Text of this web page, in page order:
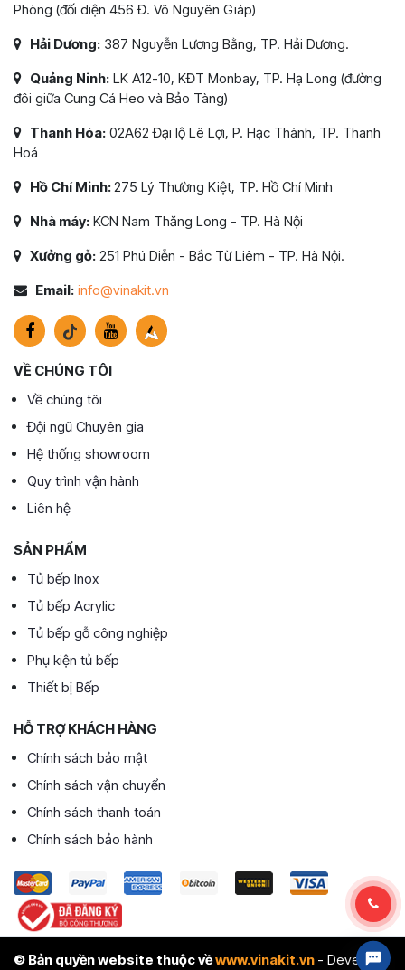
Phòng (đối diện 456 Đ. Võ Nguyên Giáp)
Hải Dương: 387 Nguyễn Lương Bằng, TP. Hải Dương.
Quảng Ninh: LK A12-10, KĐT Monbay, TP. Hạ Long (đường
đôi giữa Cung Cá Heo và Bảo Tàng)
Thanh Hóa: 02A62 Đại lộ Lê Lợi, P. Hạc Thành, TP. Thanh
Hoá
Hồ Chí Minh:275 Lý Thường Kiệt, TP. Hồ Chí Minh
Nhà máy: KCN Nam Thăng Long - TP. Hà Nội
Xưởng gỗ: 251 Phú Diễn - Bắc Từ Liêm - TP. Hà Nội.
Email: info@vinakit.vn
VỀ CHÚNG TÔI
Về chúng tôi
Đội ngũ Chuyên gia
Hệ thống showroom
Quy trình vận hành
Liên hệ
SẢN PHẨM
Tủ bếp Inox
Tủ bếp Acrylic
Tủ bếp gỗ công nghiệp
Phụ kiện tủ bếp
Thiết bị Bếp
HỖ TRỢ KHÁCH HÀNG
Chính sách bảo mật
Chính sách vận chuyển
Chính sách thanh toán
Chính sách bảo hành
© Bản quyền website thuộc vềwww.vinakit.vn - Developer